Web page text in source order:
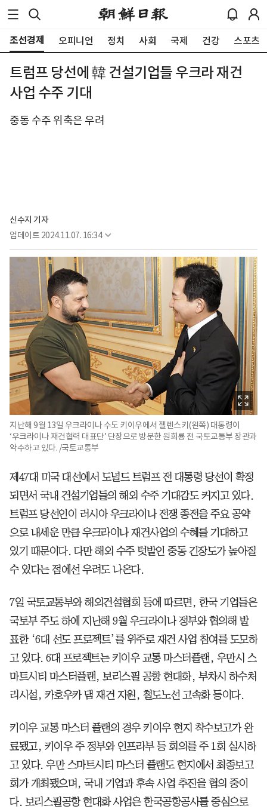
조선경제 오피니언 정치 사회 국제 건강 스포츠
트럼프 당선에 韓 건설기업들 우크라 재건
사업 수주 기대
중동 수주 위축은 우려
신수지 기자
업데이트 2024.11.07. 16:34
지난해 9월 13일 우크라이나 수도 키이우에서 젤렌스키(왼쪽) 대통령이
‘우크라이나 재건협력 대표단’ 단장으로 방문한 원희룡 전 국토교통부 장관과
악수하고 있다. /국토교통부
제47대 미국 대선에서 도널드 트럼프 전 대통령 당선이 확정
되면서 국내 건설기업들의 해외 수주 기대감도 커지고 있다.
트럼프 당선인이 러시아 우크라이나 전쟁 종전을 주요 공약
으로 내세운 만큼 우크라이나 재건사업의 수혜를 기대하고
있기 때문이다. 다만 해외 수주 텃밭인 중동 긴장도가 높아질
수 있다는 점에선 우려도 나온다.
7일 국토교통부와 해외건설협회 등에 따르면, 한국 기업들은
국토부 주도 하에 지난해 9월 우크라이나 정부와 협의해 발
표한 ‘6대 선도 프로젝트’를 위주로 재건 사업 참여를 도모하
고 있다. 6대 프로젝트는 키이우 교통 마스터플랜, 우만시 스
마트시티 마스터플랜, 보리스필 공항 현대화, 부차시 하수처
리시설, 카호우카 댐 재건 지원, 철도노선 고속화 등이다.
키이우 교통 마스터 플랜의 경우 키이우 현지 착수보고가 완
료됐고, 키이우 주 정부와 인프라부 등 회의를 주 1회 실시하
고 있다. 우만 스마트시티 마스터 플랜도 현지에서 최종보고
회가 개최됐으며, 국내 기업과 후속 사업 추진을 협의 중이
다. 보리스필공항 현대화 사업은 한국공항공사를 중심으로